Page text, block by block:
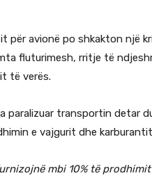
për avionë po shkakton një
fluturimesh, rritje të
të verës.
paralizuar transportin detar
e vajgurit dhe
mbi 10% të